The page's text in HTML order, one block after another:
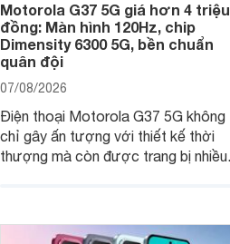
Motorola G37 5G giá hơn 4 triệu
đồng: Màn hình 120Hz, chip
Dimensity 6300 5G, bền chuẩn
quân đội
07/08/2026
Điện thoại Motorola G37 5G không
chỉ gây ấn tượng với thiết kế thời
thượng mà còn được trang bị nhiều